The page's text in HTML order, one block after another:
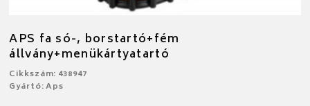
APS fa só-, borstartó+fém
állvány+menükártyatartó
Cikkszám: 438947
Gyártó: Aps